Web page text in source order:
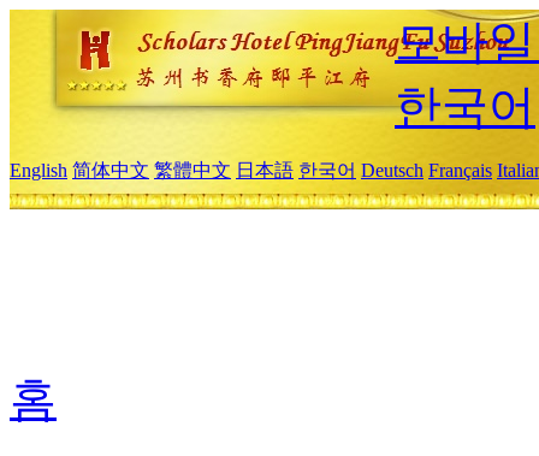
모바
한국어
English 简体中文 繁體中文 日本語 한국어 Deutsch Français
홈